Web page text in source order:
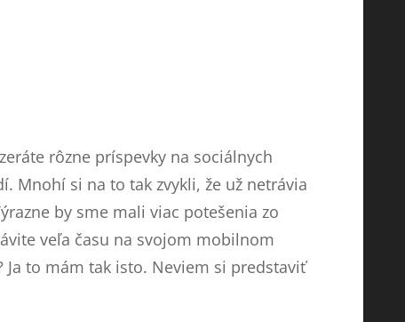
rôzne príspevky na sociálnych
Mnohí si na to tak zvykli, že už netrávia
by sme mali viac potešenia zo
veľa času na svojom mobilnom
Ja to mám tak isto. Neviem si predstaviť